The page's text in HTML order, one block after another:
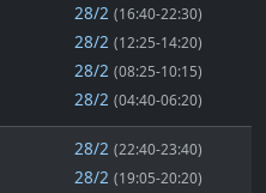
28/2 (16:40-22:30)
28/2 (12:25-14:20)
28/2 (08:25-10:15)
28/2 (04:40-06:20)
28/2 (22:40-23:40)
28/2 (19:05-20:20)